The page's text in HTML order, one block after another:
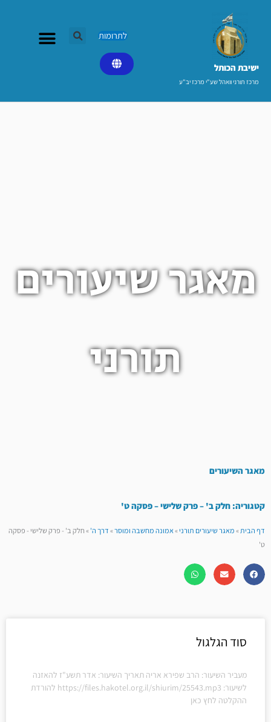
ישיבת הכותל​
מרכז תורני וואהל שע"י מרכז יב"ע
לתרומות
מאגר שיעורים
תורני
מאגר השיעורים
קטגוריה: חלק ב' – פרק שלישי – פסקה ט'
דף הבית»מאגר שיעורים תורני»אמונה מחשבה ומוסר»דרך ה'»חלק ב' - פרק שלישי - פסקה
ט'
סוד הגלגול
מעביר השיעור: הרב שפירא אריה תאריך השיעור: אדר תשע"ז להאזנה
לשיעור: https://files.hakotel.org.il/shiurim/25543.mp3 להורדת
ההקלטה לחץ כאן